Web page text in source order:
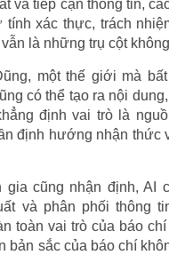
và tiếp cận thông tin,
tính xác thực, trách
là những trụ cột
một thế giới mà
có thể tạo ra nội
định vai trò là
định hướng nhận thức
gia cũng nhận định, AI
và phân phối thông
toàn vai trò của báo
bản sắc của báo chí